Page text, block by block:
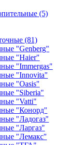
(5)
(81)
"Genberg"
"Haier"
"Immergas"
"Innovita"
"Oasis"
"Siberia"
"Vatti"
"Конорд"
"Ладогаз"
"Ларгаз"
"Лемакс"